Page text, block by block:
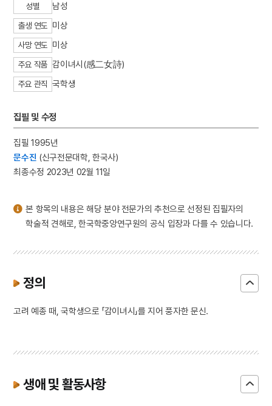
1
금성대군
2
3 판소리
4
25의용단
5 격음
8
9 균전론
10 마령
성별 남성
출생 연도 미상
사망 연도 미상
주요 작품 감이녀시(感二女詩)
주요 관직 국학생
집필 및 수정
집필 1995년
문수진 (신구전문대학, 한국사)
최종수정 2023년 02월 11일
본 항목의 내용은 해당 분야 전문가의 추천으로 선정된 집필자의
학술적 견해로, 한국학중앙연구원의 공식 입장과 다를 수 있습니다.
정의
고려 예종 때, 국학생으로 「감이녀시」를 지어 풍자한 문신.
생애 및 활동사항